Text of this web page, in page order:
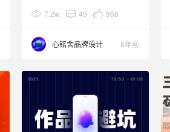
7.2w 49 868
心铭舍品牌设计 8年前